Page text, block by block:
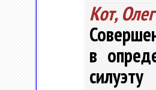
Кот,
в
силуэту